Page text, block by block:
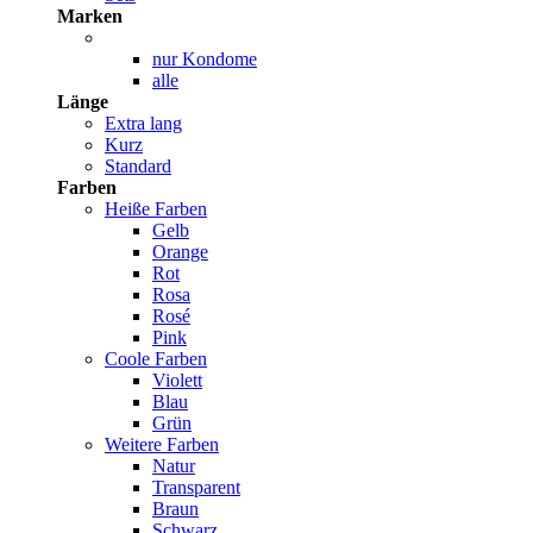
Marken
nur Kondome
alle
Länge
Extra lang
Kurz
Standard
Farben
Heiße Farben
Gelb
Orange
Rot
Rosa
Rosé
Pink
Coole Farben
Violett
Blau
Grün
Weitere Farben
Natur
Transparent
Braun